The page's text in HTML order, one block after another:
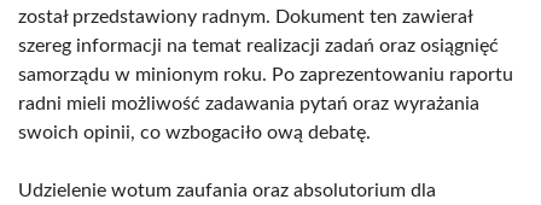
został przedstawiony radnym. Dokument ten zawierał
szereg informacji na temat realizacji zadań oraz osiągnięć
samorządu w minionym roku. Po zaprezentowaniu raportu
radni mieli możliwość zadawania pytań oraz wyrażania
swoich opinii, co wzbogaciło ową debatę.
Udzielenie wotum zaufania oraz absolutorium dla